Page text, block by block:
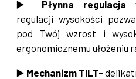
▶️ Płynna regulacja
regulacji wysokości
pod Twój wzrost i
ergonomicznemu ułożeniu
▶️ Mechanizm TILT-